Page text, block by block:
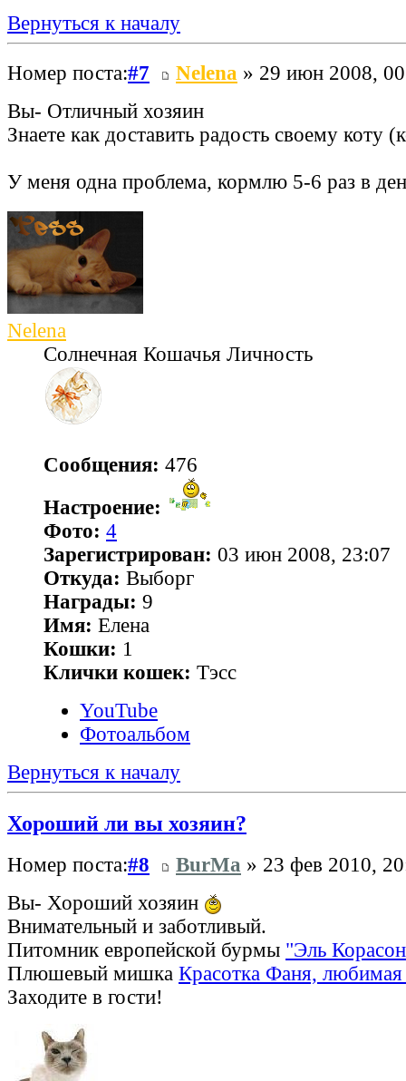
Вернуться к началу
Номер поста:#7 Nelena » 29 июн 2008,
Вы- Отличный хозяин
Знаете как доставить радость своему коту
У меня одна проблема, кормлю 5-6 раз в
Nelena
Солнечная Кошачья Личность
Сообщения: 476
Настроение:
Фото: 4
Зарегистрирован: 03 июн 2008, 23:07
Откуда: Выборг
Награды: 9
Имя: Елена
Кошки: 1
Клички кошек: Тэсс
YouTube
Фотоальбом
Вернуться к началу
Хороший ли вы хозяин?
Номер поста:#8 BurMa » 23 фев 2010,
Вы- Хороший хозяин
Внимательный и заботливый.
Питомник европейской бурмы "Эль
Плюшевый мишка Красотка Фаня, любимая
Заходите в гости!